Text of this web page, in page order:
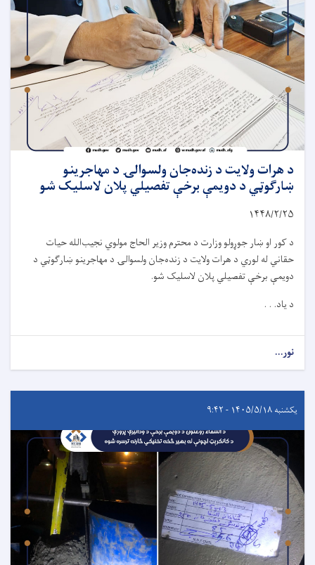
د هرات ولایت د زنده‌جان ولسوالۍ د مهاجرینو
ښارګوټي د دویمې برخې تفصیلي پلان لاسلیک شو
۱۴۴۸/۲/۲۵
د کور او ښار جوړولو وزارت د محترم وزیر الحاج مولوي نجیب‌الله حیات
حقاني له لوري د هرات ولایت د زنده‌جان ولسوالۍ د مهاجرینو ښارګوټي د
دویمې برخې تفصیلي پلان لاسلیک شو.
د یاد. . .
نور...
یکشنبه ۱۴۰۵/۵/۱۸ - ۹:۴۲